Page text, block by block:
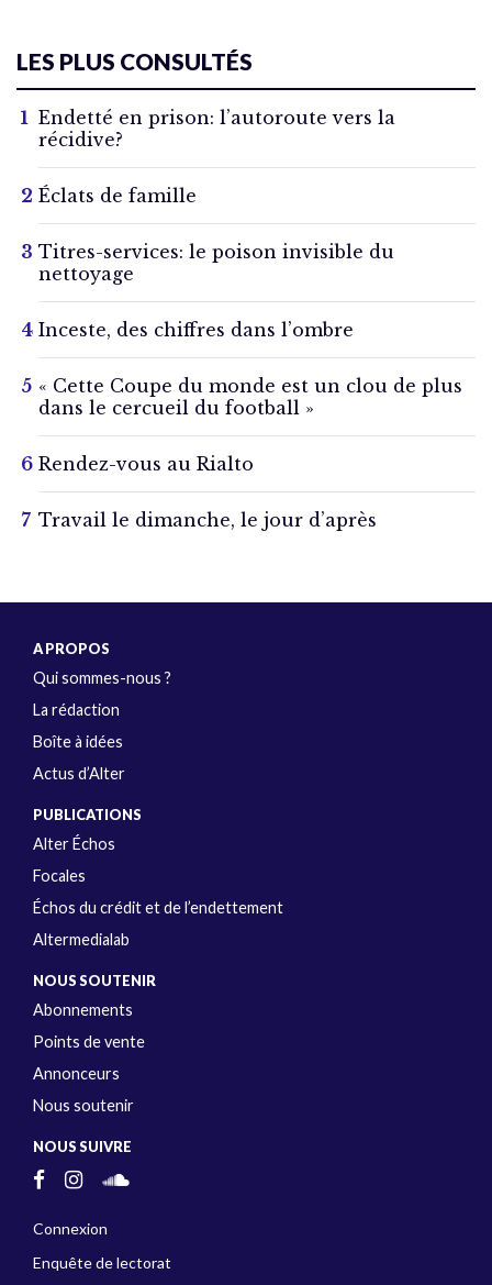
LES PLUS CONSULTÉS
Endetté en prison: l’autoroute vers la
récidive?
Éclats de famille
Titres-services: le poison invisible du
nettoyage
Inceste, des chiffres dans l’ombre
« Cette Coupe du monde est un clou de plus
dans le cercueil du football »
Rendez-vous au Rialto
Travail le dimanche, le jour d’après
A PROPOS
Qui sommes-nous ?
La rédaction
Boîte à idées
Actus d’Alter
PUBLICATIONS
Alter Échos
Focales
Échos du crédit et de l’endettement
Altermedialab
NOUS SOUTENIR
Abonnements
Points de vente
Annonceurs
Nous soutenir
NOUS SUIVRE
Connexion
Enquête de lectorat